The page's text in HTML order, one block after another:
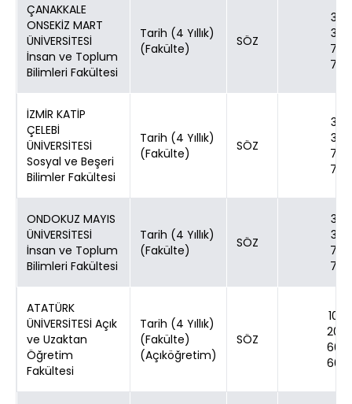
ÇANAKKALE
ONSEKİZ MART
ÜNİVERSİTESİ
İnsan ve Toplum
Bilimleri Fakültesi
Tarih (4 Yıllık)
(Fakülte)
SÖZ
30
30
70
70
İZMİR KATİP
ÇELEBİ
ÜNİVERSİTESİ
Sosyal ve Beşeri
Bilimler Fakültesi
Tarih (4 Yıllık)
(Fakülte)
SÖZ
30
30
70
70
ONDOKUZ MAYIS
ÜNİVERSİTESİ
İnsan ve Toplum
Bilimleri Fakültesi
Tarih (4 Yıllık)
(Fakülte)
SÖZ
30
30
70
70
ATATÜRK
ÜNİVERSİTESİ Açık
ve Uzaktan
Öğretim
Fakültesi
Tarih (4 Yıllık)
(Fakülte)
(Açıköğretim)
SÖZ
100
200
600
600